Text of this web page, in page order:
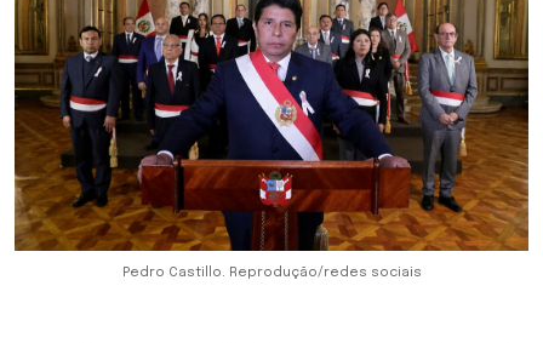
Pedro Castillo. Reprodução/redes sociais